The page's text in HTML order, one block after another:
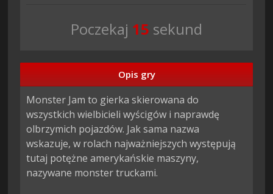
Poczekaj 14 sekund
Opis gry
Monster Jam to gierka skierowana do
wszystkich wielbicieli wyścigów i naprawdę
olbrzymich pojazdów. Jak sama nazwa
wskazuje, w rolach najważniejszych występują
tutaj potężne amerykańskie maszyny,
nazywane monster truckami.